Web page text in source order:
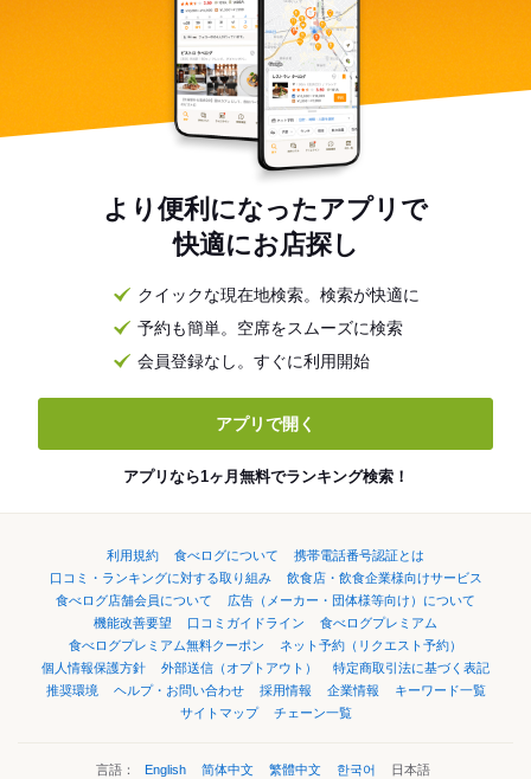
より便利になったアプリで
快適にお店探し
クイックな現在地検索。検索が快適に
予約も簡単。空席をスムーズに検索
会員登録なし。すぐに利用開始
アプリで開く
アプリなら1ヶ月無料でランキング検索！
利用規約 食べログについて
携帯電話番号認証とは
口コミ・ランキングに対する取り組み
飲食店・飲食企業様向けサービス
食べログ店舗会員について
広告（メーカー・団体様等向け）について
機能改善要望
口コミガイドライン
食べログプレミアム
食べログプレミアム無料クーポン
ネット予約（リクエスト予約）
個人情報保護方針
外部送信（オプトアウト）
特定商取引法に基づく表記
推奨環境
ヘルプ・お問い合わせ 採用情報 企業情報
キーワード一覧
サイトマップ
チェーン一覧
言語： English 简体中文 繁體中文 한국어 日本語